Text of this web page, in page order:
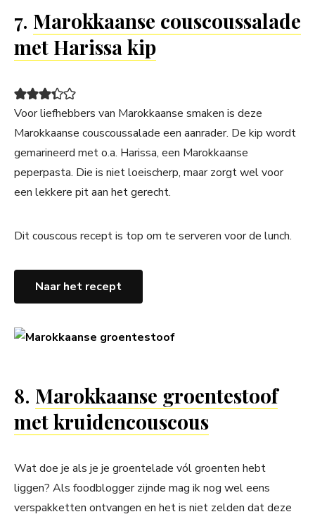
7. Marokkaanse couscoussalade
met Harissa kip
Voor liefhebbers van Marokkaanse smaken is deze
Marokkaanse couscoussalade een aanrader. De kip wordt
gemarineerd met o.a. Harissa, een Marokkaanse
peperpasta. Die is niet loeischerp, maar zorgt wel voor
een lekkere pit aan het gerecht.
Dit couscous recept is top om te serveren voor de lunch.
Naar het recept
8. Marokkaanse groentestoof
met kruidencouscous
Wat doe je als je je groentelade vól groenten hebt
liggen? Als foodblogger zijnde mag ik nog wel eens
verspakketten ontvangen en het is niet zelden dat deze